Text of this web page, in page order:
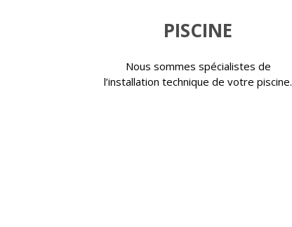
PISCINE
Nous sommes spécialistes de
l’installation technique de votre piscine.